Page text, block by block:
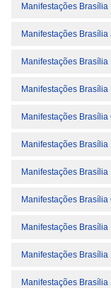
Manifestações Brasília
Manifestações
Manifestações
Manifestações Brasília
Manifestações
Manifestações
Manifestações Brasília
Manifestações
Manifestações
Manifestações
Manifestações